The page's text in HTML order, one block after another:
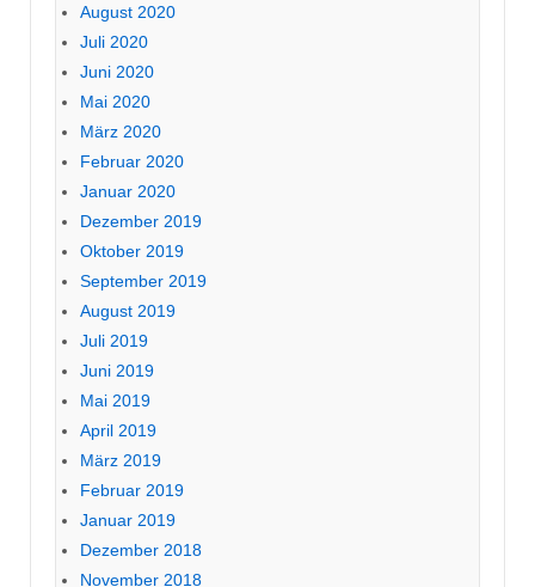
August 2020
Juli 2020
Juni 2020
Mai 2020
März 2020
Februar 2020
Januar 2020
Dezember 2019
Oktober 2019
September 2019
August 2019
Juli 2019
Juni 2019
Mai 2019
April 2019
März 2019
Februar 2019
Januar 2019
Dezember 2018
November 2018